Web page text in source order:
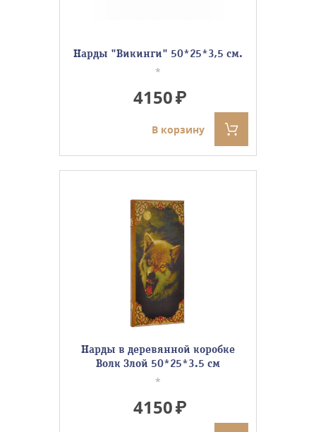
Нарды "Викинги" 50*25*3,5 см.
*
4150
В корзину
Нарды в деревянной коробке
Волк Злой 50*25*3.5 см
*
4150